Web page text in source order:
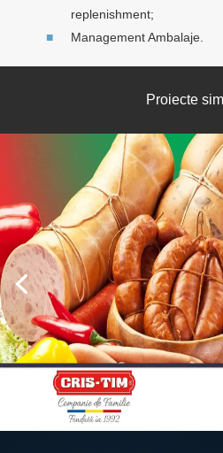
replenishment;
Management Ambalaje.
Proiecte